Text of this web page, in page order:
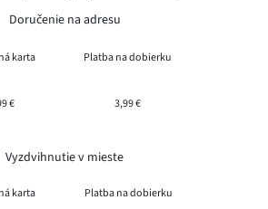
Doručenie na adresu
karta Platba na dobierku
€ 3,99 €
Vyzdvihnutie v mieste
karta Platba na dobierku